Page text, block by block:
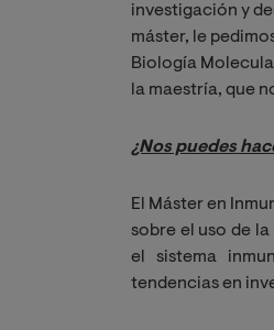
investigación y
máster, le
Biología
la maestría, que
¿Nos puedes
El Máster en
sobre el uso de
el sistema
tendencias en